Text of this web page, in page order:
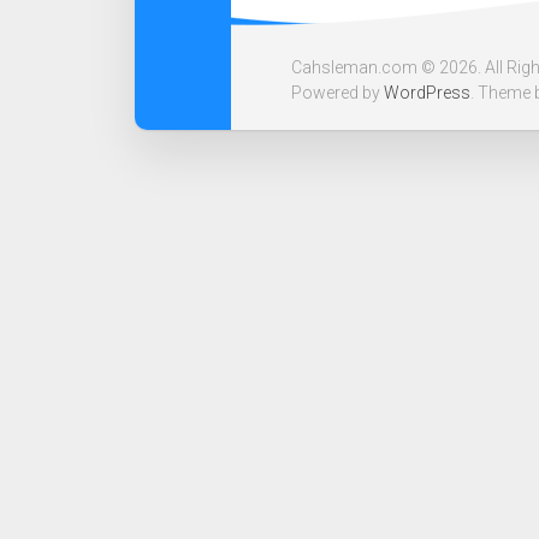
Cahsleman.com © 2026. All
Powered byWordPress . Theme